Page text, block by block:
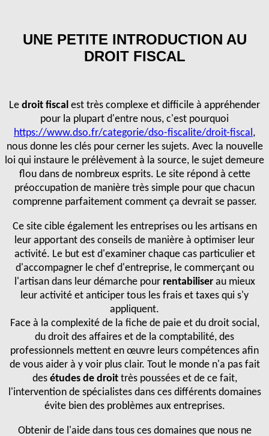
UNE PETITE INTRODUCTION AU
DROIT FISCAL
Le droit fiscal est très complexe et difficile à appréhender
pour la plupart d'entre nous, c'est pourquoi
https://www.dso.fr/categorie/dso-fiscalite/droit-fiscal,
nous donne les clés pour cerner les sujets. Avec la nouvelle
loi qui instaure le prélèvement à la source, le sujet demeure
flou dans de nombreux esprits. Le site répond à cette
préoccupation de manière très simple pour que chacun
comprenne parfaitement comment ça devrait se passer.
Ce site cible également les entreprises ou les artisans en
leur apportant des conseils de manière à optimiser leur
activité. Le but est d'examiner chaque cas particulier et
d'accompagner le chef d'entreprise, le commerçant ou
l'artisan dans leur démarche pour rentabiliserau mieux
leur activité et anticiper tous les frais et taxes qui s'y
appliquent.
Face à la complexité de la fiche de paie et du droit social,
du droit des affaires et de la comptabilité, des
professionnels mettent en œuvre leurs compétences afin
de vous aider à y voir plus clair. Tout le monde n'a pas fait
des études de droittrès poussées et de ce fait,
l'intervention de spécialistes dans ces différents domaines
évite bien des problèmes aux entreprises.
Obtenir de l'aide dans tous ces domaines que nous ne